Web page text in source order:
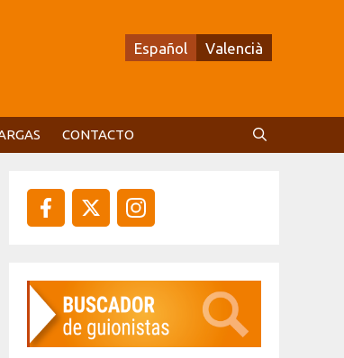
Español Valencià
CONTACTO